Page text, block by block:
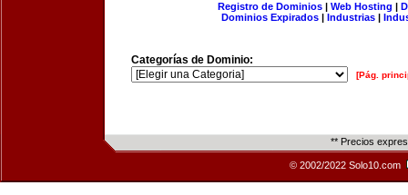
Registro de Dominios| Web Hosting |
Dominios Expirados | Industrias |
Categorías de Dominio:
[Pág.
** Precios
© 2002/2022 Solo10.com